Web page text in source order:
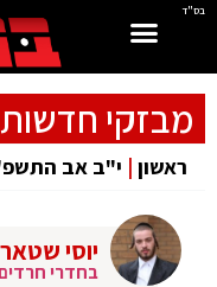
בס"ד
מבזקי חדשות
ראשון | י"ב אב
יוסי
בחדרי